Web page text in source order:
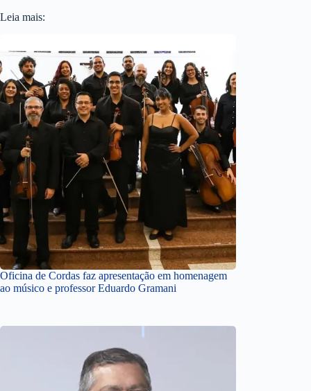
Leia mais:
Oficina de Cordas faz apresentação em homenagem
ao músico e professor Eduardo Gramani